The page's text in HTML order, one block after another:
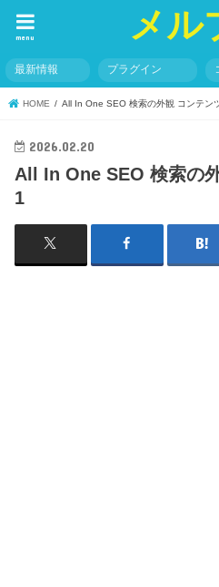
メル
menu
最新情報 プラグイン
HOME All In One SEO 検索の外観 コンテン
2026.02.20
All In One SEO 検索の
1